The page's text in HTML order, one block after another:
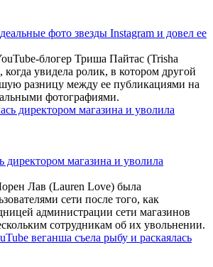
фото звезды Instagram и довел ее
блогер Триша Пайтас (Trisha
когда увидела ролик, в котором другой
разницу между ее публикациями на
фотографиями.
директором магазина и уволила
Лав (Lauren Love) была
сети после того, как
администрации сети магазинов
сотрудникам об их увольнении.